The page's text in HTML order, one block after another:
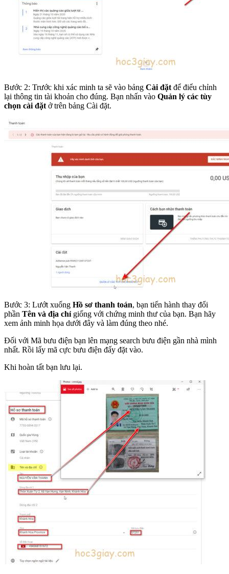
Bước 2: Trước khi xác minh ta sẽ vào bảng Cài đặtđể điểu chỉnh
lại thông tin tài khoản cho đúng. Bạn nhấn vào Quản lý các tùy
chọn cài đặtở trên bảng Cài đặt.
Bước 3: Lướt xuống Hồ sơ thanh toán, bạn tiến hành thay đổi
phần Tên và địa chỉgiống với chứng minh thư của bạn. Bạn hãy
xem ảnh minh họa dưới đây và làm đúng theo nhé.
Đối với Mã bưu điện bạn lên mạng search bưu điện gần nhà mình
nhất. Rồi lấy mã cực bưu điện đấy đặt vào.
Khi hoàn tất bạn lưu lại.